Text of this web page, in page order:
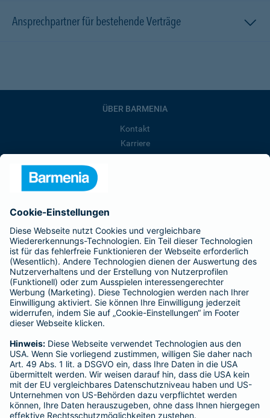
Ansprechpartner für bestehende Verträge
ÜBER BARMENIA
Kontakt
Karriere
Barmenia ist Teil der BarmeniaGothaer
BELIEBTE SEITEN
Kranken-Zusatzversicherung
Tierversicherungen
Haftpflichtversicherung
Hausratversicherung
Adresse ändern
Schaden melden
Kilometerstandsmeldung
Serviceübersicht